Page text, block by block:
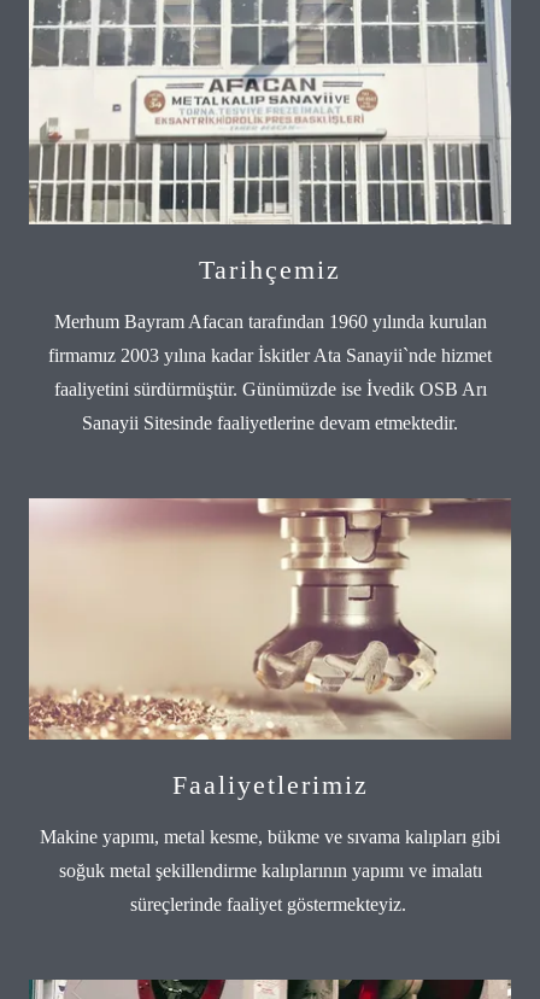
Tarihçemiz
Merhum Bayram Afacan tarafından 1960 yılında kurulan
firmamız 2003 yılına kadar İskitler Ata Sanayii`nde hizmet
faaliyetini sürdürmüştür. Günümüzde ise İvedik OSB Arı
Sanayii Sitesinde faaliyetlerine devam etmektedir.
Faaliyetlerimiz
Makine yapımı, metal kesme, bükme ve sıvama kalıpları gibi
soğuk metal şekillendirme kalıplarının yapımı ve imalatı
süreçlerinde faaliyet göstermekteyiz.